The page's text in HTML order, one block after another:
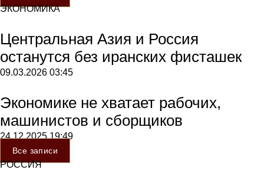
ЭКОНОМИКА
Центральная Азия и Россия
останутся без иранских фисташек
09.03.2026 03:45
Экономике не хватает рабочих,
машинистов и сборщиков
24.12.202519:49
Все записи
РОССИЯ